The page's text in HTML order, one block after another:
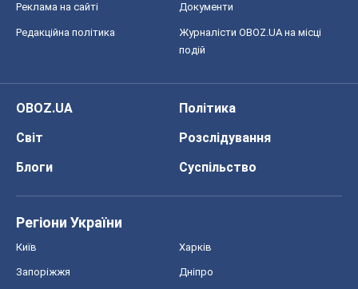
Реклама на сайті Документи
Редакційна політика
Журналісти OBOZ.UA на місці
подій
OBOZ.UA
Політика
Світ
Розслідування
Блоги
Суспільство
Регіони України
Київ Харків
Запоріжжя Дніпро